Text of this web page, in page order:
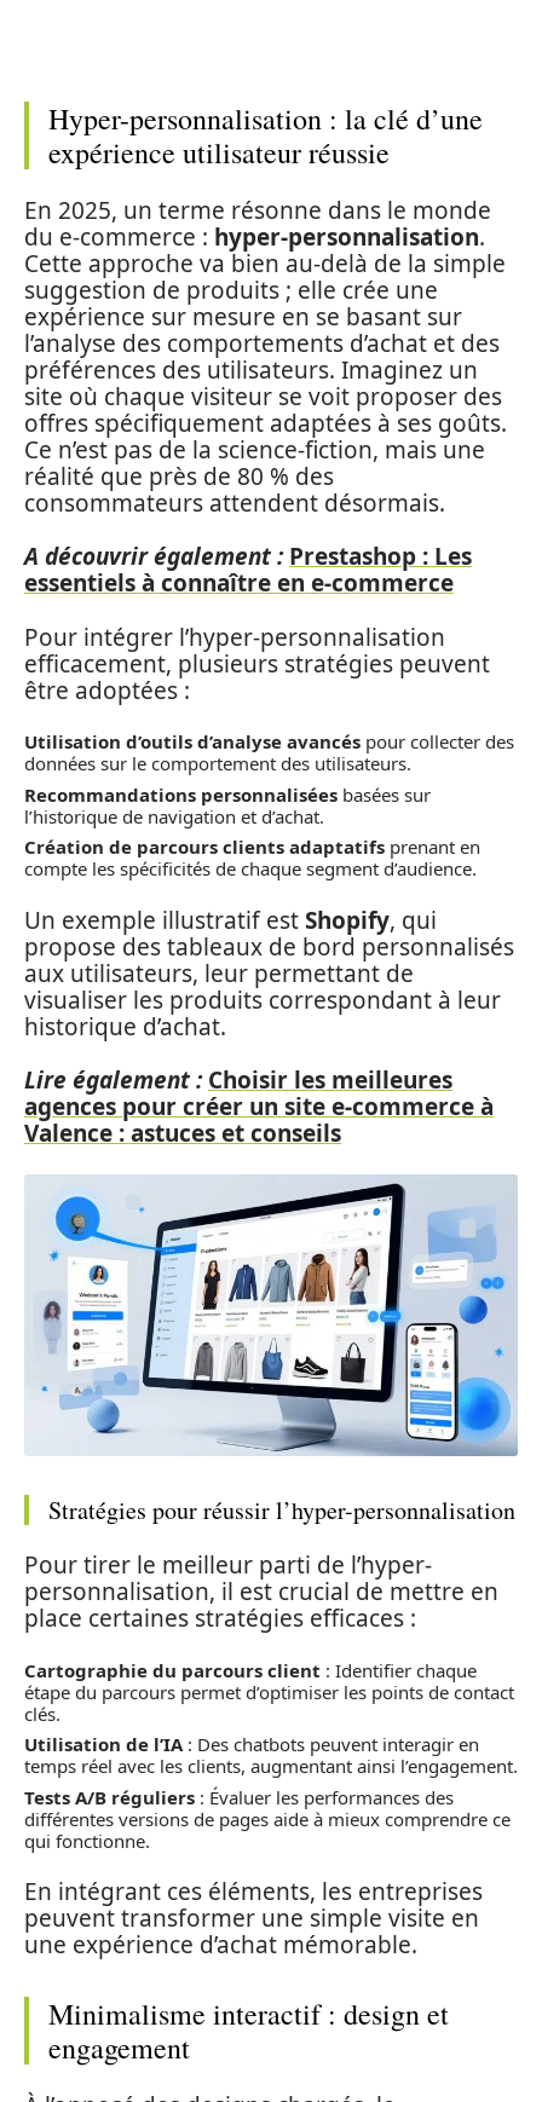
Hyper-personnalisation : la clé d’une
expérience utilisateur réussie
En 2025, un terme résonne dans le monde
du e-commerce : hyper-personnalisation.
Cette approche va bien au-delà de la simple
suggestion de produits ; elle crée une
expérience sur mesure en se basant sur
l’analyse des comportements d’achat et des
préférences des utilisateurs. Imaginez un
site où chaque visiteur se voit proposer des
offres spécifiquement adaptées à ses goûts.
Ce n’est pas de la science-fiction, mais une
réalité que près de 80 % des
consommateurs attendent désormais.
A découvrir également : Prestashop : Les
essentiels à connaître en e-commerce
Pour intégrer l’hyper-personnalisation
efficacement, plusieurs stratégies peuvent
être adoptées :
Utilisation d’outils d’analyse avancés pour collecter des
données sur le comportement des utilisateurs.
Recommandations personnalisées basées sur
l’historique de navigation et d’achat.
Création de parcours clients adaptatifs prenant en
compte les spécificités de chaque segment d’audience.
Un exemple illustratif estShopify, qui
propose des tableaux de bord personnalisés
aux utilisateurs, leur permettant de
visualiser les produits correspondant à leur
historique d’achat.
Lire également : Choisir les meilleures
agences pour créer un site e-commerce à
Valence : astuces et conseils
Stratégies pour réussir l’hyper-personnalisation
Pour tirer le meilleur parti de l’hyper-
personnalisation, il est crucial de mettre en
place certaines stratégies efficaces :
Cartographie du parcours client : Identifier chaque
étape du parcours permet d’optimiser les points de contact
clés.
Utilisation de l’IA: Des chatbots peuvent interagir en
temps réel avec les clients, augmentant ainsi l’engagement.
Tests A/B réguliers : Évaluer les performances des
différentes versions de pages aide à mieux comprendre ce
qui fonctionne.
En intégrant ces éléments, les entreprises
peuvent transformer une simple visite en
une expérience d’achat mémorable.
Minimalisme interactif : design et
engagement